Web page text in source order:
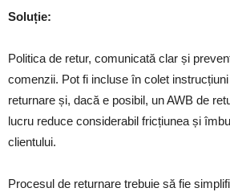
Soluție:
Politica de retur, comunicată clar și
comenzii. Pot fi incluse în colet
returnare și, dacă e posibil, un AWB de
lucru reduce considerabil fricțiunea și
clientului.
Procesul de returnare trebuie să fie